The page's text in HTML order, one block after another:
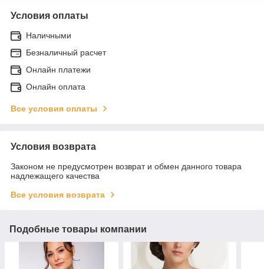
Условия оплаты
Наличными
Безналичный расчет
Онлайн платежи
Онлайн оплата
Все условия оплаты
Условия возврата
Законом не предусмотрен возврат и обмен данного товара
надлежащего качества
Все условия возврата
Подобные товары компании